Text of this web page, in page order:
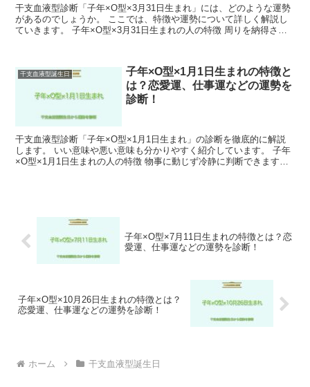
干支血液型診断「子年×O型×3月31日生まれ」には、どのような運勢
があるのでしょうか。 ここでは、特徴や運勢について詳しく解説し
ていきます。 子年×O型×3月31日生まれの人の特徴 周りを納得させ
干支血液型誕生日
子年×O型×1月1日生まれの特徴と
は？恋愛運、仕事運などの運勢を
診断！
干支血液型診断「子年×O型×1月1日生まれ」の診断を徹底的に解説
します。 いい意味や悪い意味も分かりやすく紹介しています。 子年
×O型×1月1日生まれの人の特徴 物事に動じず冷静に判断できます。
子年×O型×7月11日生まれの特徴とは？恋
愛運、仕事運などの運勢を診断！
子年×O型×10月26日生まれの特徴とは？
恋愛運、仕事運などの運勢を診断！
ホーム 干支血液型誕生日